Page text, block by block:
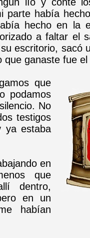
parte había
hecho en la
a faltar el
escritorio, sacó
que ganaste fue el
que
podamos
No
testigos
ya estaba
en
que
dentro,
en un
habían